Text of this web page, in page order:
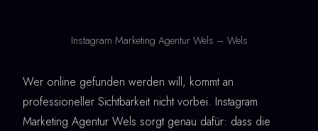
Instagram Marketing Agentur Wels – Wels
Wer online gefunden werden will, kommt an
professioneller Sichtbarkeit nicht vorbei. Instagram
Marketing Agentur Wels sorgt genau dafür: dass die